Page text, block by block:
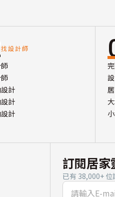
找設計師
計
計
計
訂閱居家
已有 38,000+ 位